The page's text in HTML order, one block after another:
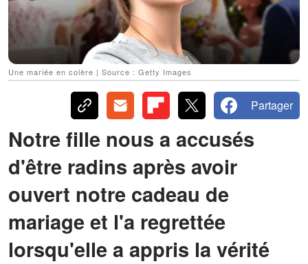
Une mariée en colère | Source : Getty Images
Partager
Notre fille nous a accusés
d'être radins après avoir
ouvert notre cadeau de
mariage et l'a regrettée
lorsqu'elle a appris la vérité